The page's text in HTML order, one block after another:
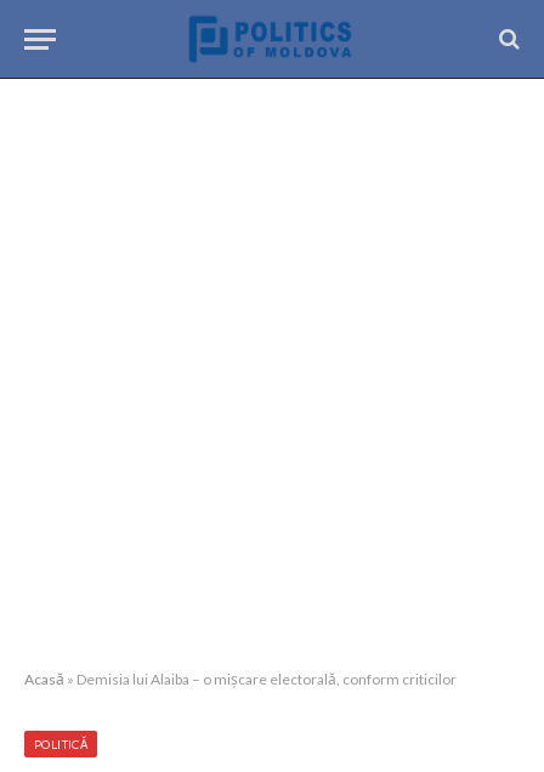
Acasă » Demisia lui Alaiba – o mișcare electorală, conform criticilor
POLITICĂ